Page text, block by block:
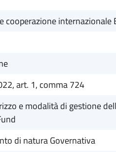
cooperazione internazionale
art. 1, comma 724
e modalità di gestione
di natura Governativa